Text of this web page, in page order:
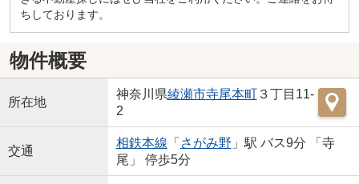
ちしております。
物件概要
所在地
神奈川県綾瀬市寺尾本町３丁目11-
2
交通
相鉄本線 「 さがみ野 」駅 バス9分 「寺
尾」 停歩5分